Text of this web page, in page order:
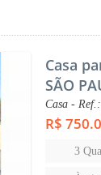
Casa
SÃO
Casa -
R$
3